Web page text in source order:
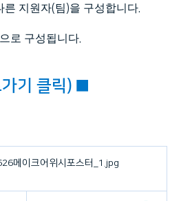
른 지원자(팀)을 구성합니다.
로 구성됩니다.
기 클릭) ■
메이크어위시포스터_1.jpg